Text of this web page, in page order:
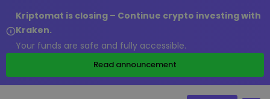
Kriptomat is closing – Continue crypto investing with
Kraken.
Your funds are safe and fully accessible.
Read announcement